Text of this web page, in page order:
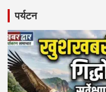
b
o
o
k
A
p
p
पर्यटन